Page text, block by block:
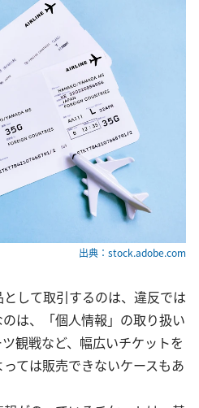
出典：stock.adobe.com
して取引するのは、違反では
は、「個人情報」の取り扱い
観戦など、幅広いチケットを
ては販売できないケースもあ